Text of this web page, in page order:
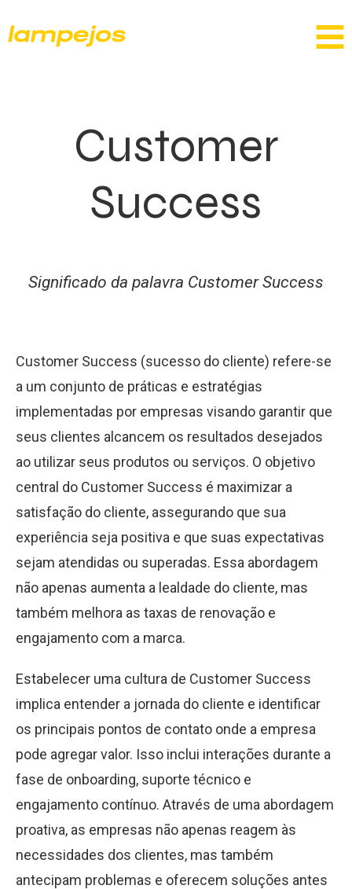
Customer
Success
Significado da palavra Customer Success
Customer Success (sucesso do cliente) refere-se
a um conjunto de práticas e estratégias
implementadas por empresas visando garantir que
seus clientes alcancem os resultados desejados
ao utilizar seus produtos ou serviços. O objetivo
central do Customer Success é maximizar a
satisfação do cliente, assegurando que sua
experiência seja positiva e que suas expectativas
sejam atendidas ou superadas. Essa abordagem
não apenas aumenta a lealdade do cliente, mas
também melhora as taxas de renovação e
engajamento com a marca.
Estabelecer uma cultura de Customer Success
implica entender a jornada do cliente e identificar
os principais pontos de contato onde a empresa
pode agregar valor. Isso inclui interações durante a
fase de onboarding, suporte técnico e
engajamento contínuo. Através de uma abordagem
proativa, as empresas não apenas reagem às
necessidades dos clientes, mas também
antecipam problemas e oferecem soluções antes